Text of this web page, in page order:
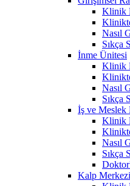
Klinik
Nasıl
Sıkça
İnme Ünitesi
Klinik
Nasıl
Sıkça
İş ve Meslek
Klinik
Nasıl
Sıkça
Kalp Merkezi